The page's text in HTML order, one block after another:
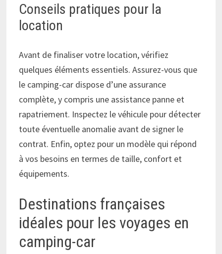
Conseils pratiques pour la
location
Avant de finaliser votre location, vérifiez
quelques éléments essentiels. Assurez-vous que
le camping-car dispose d’une assurance
complète, y compris une assistance panne et
rapatriement. Inspectez le véhicule pour détecter
toute éventuelle anomalie avant de signer le
contrat. Enfin, optez pour un modèle qui répond
à vos besoins en termes de taille, confort et
équipements.
Destinations françaises
idéales pour les voyages en
camping-car